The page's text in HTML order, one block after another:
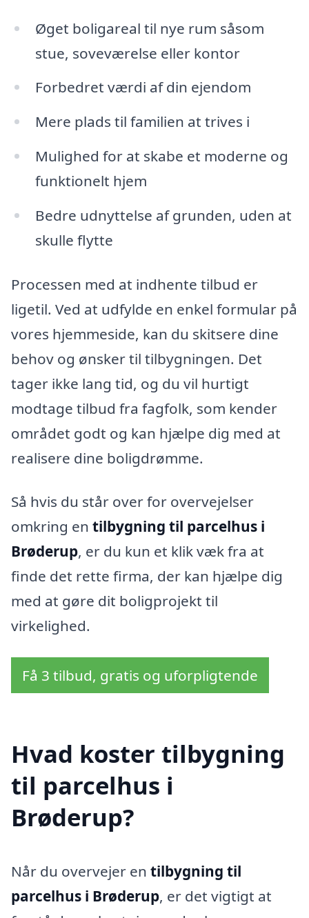
Øget boligareal til nye rum såsom
stue, soveværelse eller kontor
Forbedret værdi af din ejendom
Mere plads til familien at trives i
Mulighed for at skabe et moderne og
funktionelt hjem
Bedre udnyttelse af grunden, uden at
skulle flytte
Processen med at indhente tilbud er
ligetil. Ved at udfylde en enkel formular på
vores hjemmeside, kan du skitsere dine
behov og ønsker til tilbygningen. Det
tager ikke lang tid, og du vil hurtigt
modtage tilbud fra fagfolk, som kender
området godt og kan hjælpe dig med at
realisere dine boligdrømme.
Så hvis du står over for overvejelser
omkring en tilbygning til parcelhus i
Brøderup, er du kun et klik væk fra at
finde det rette firma, der kan hjælpe dig
med at gøre dit boligprojekt til
virkelighed.
Få 3 tilbud, gratis og uforpligtende
Hvad koster tilbygning
til parcelhus i
Brøderup?
Når du overvejer en tilbygning til
parcelhus i Brøderup, er det vigtigt at